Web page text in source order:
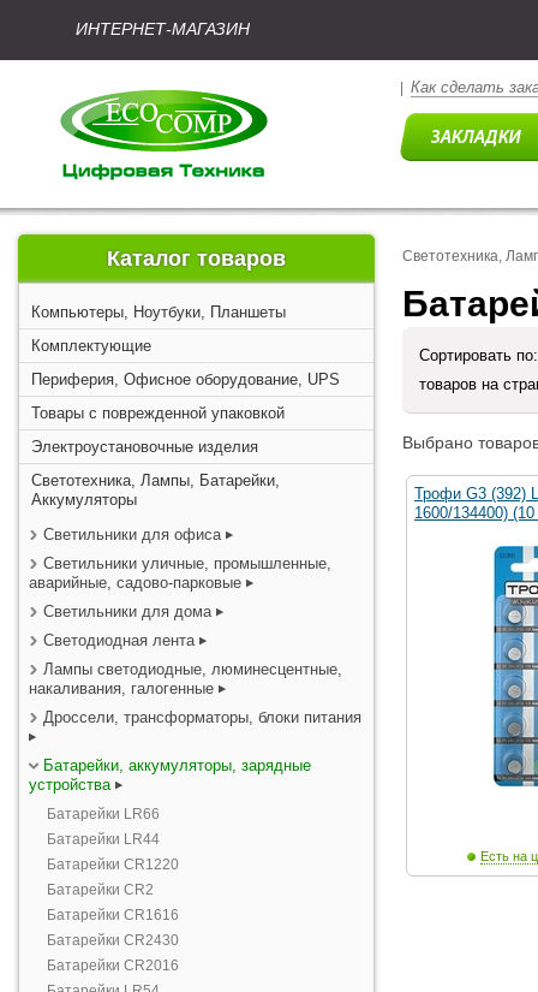
ИНТЕРНЕТ-МАГАЗИН
Как сделать
Каталог товаров
Компьютеры, Ноутбуки, Планшеты
Комплектующие
Периферия, Офисное оборудование, UPS
Товары с поврежденной упаковкой
Электроустановочные изделия
Светотехника, Лампы, Батарейки,
Аккумуляторы
Светильники для офиса
Светильники уличные, промышленные,
аварийные, садово-парковые
Светильники для дома
Светодиодная лента
Лампы светодиодные, люминесцентные,
накаливания, галогенные
Дроссели, трансформаторы, блоки питания
Батарейки, аккумуляторы, зарядные
устройства
Батарейки LR66
Батарейки LR44
Батарейки CR1220
Батарейки CR2
Батарейки CR1616
Батарейки CR2430
Батарейки CR2016
Светотехника,
Сортировать
товаров на
Выбрано
Трофи G3 (392)
1600/134400)
Есть на